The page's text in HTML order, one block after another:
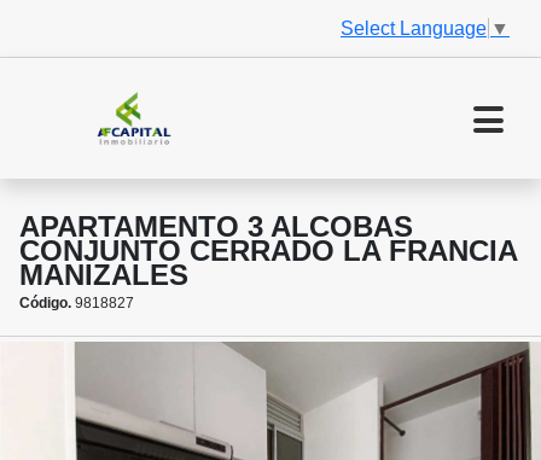
Select Language ▼
APARTAMENTO 3 ALCOBAS
CONJUNTO CERRADO LA FRANCIA
MANIZALES
Código. 9818827